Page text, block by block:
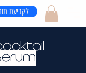
לקביעת